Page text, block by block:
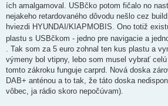
ích amalgamoval. USBčko potom fičalo no
nejakeho retardovaného dôvodu nešlo cez
hviezdi HYUNDAI/KIAPMOBIS. Ono totiž
plastu s USBčkom - jedno pre navigacie a
. Tak som za 5 euro zohnal ten kus plastu a
výmeny bol vtipny, lebo som musel vybrať
tomto zákroku funguje carprd. Nová doska
DAB+ anténou a to tak, že táto doska
vôbec, ja rádio skoro nepočúvam).